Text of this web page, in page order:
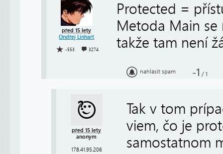
před 15 lety
Ondřej Linhart
-553 3274
Protected =
Metoda Main se
takže tam není
nahlásit spam -1 / 1
před 15 lety
anonym
178.41.95.206
Tak v tom
viem, čo je
samostatnom